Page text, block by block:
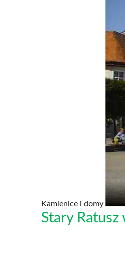
Kamienice i domy
Stary Ratusz